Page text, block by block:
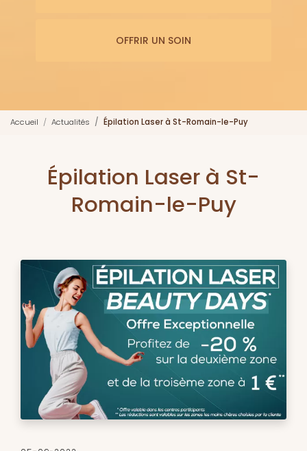
OFFRIR UN SOIN
Accueil Actualités Épilation Laser à St-Romain-le-Puy
Épilation Laser à St-
Romain-le-Puy